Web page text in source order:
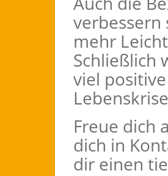
mehr
Schließlich
viel
Freue dich
dich in
dir einen